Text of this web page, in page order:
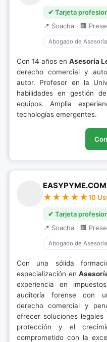
✔ Tarjeta
📍 Soacha · 🏢
Abogado de
Con 14 años en Asesoría
derecho comercial y
autor. Profesor en la
habilidades en gestión
equipos. Amplia
tecnologías emergentes.
10
✔ Tarjeta
📍 Soacha · 🏢
Abogado de
Con una sólida
especialización en
experiencia en
auditoría forense con
derecho comercial y
ofrecer soluciones legales
protección y el
comprometido con la